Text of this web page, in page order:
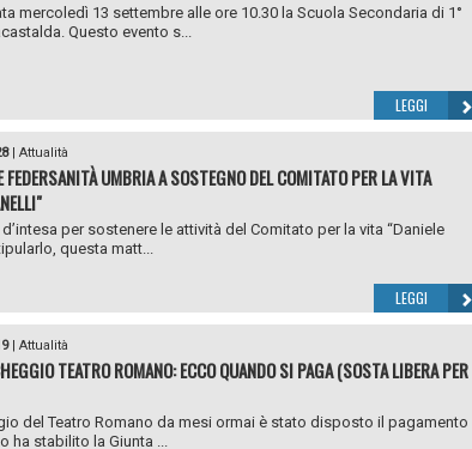
mercoledì 13 settembre alle ore 10.30 la Scuola Secondaria di 1°
Questo evento s...
LEGGI
| Attualità
UMBRIA A SOSTEGNO DEL COMITATO PER LA VITA
per sostenere le attività del Comitato per la vita “Daniele
questa matt...
LEGGI
| Attualità
TEATRO ROMANO: ECCO QUANDO SI PAGA (SOSTA LIBERA PER
del Teatro Romano da mesi ormai è stato disposto il pagamento
ha stabilito la Giunta ...